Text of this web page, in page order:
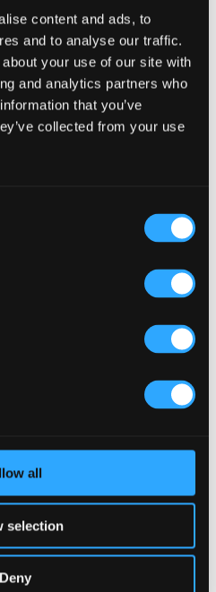
content and ads, to
and to analyse our traffic.
your use of our site with
and analytics partners who
that you’ve
collected from your use
all
selection
Deny
Königreich immer wieder in
wichtiger ist als die
Pub von
Hotel eine Atmosphäre
einen Pub(1)
(1) Artikel
im Pub(1)
Pub